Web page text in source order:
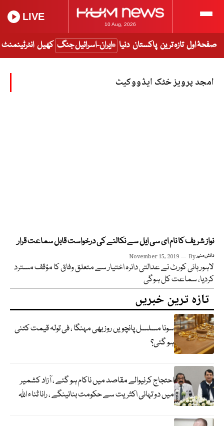
10 Aug, 2026
LIVE
صفحۂ اول تازہ ترین پاکستان دنیا ایران-اسرائیل جنگ کھیل انٹرٹینمنٹ
امجد پرویز خٹک ایڈووکیٹ
نواز شریف کا نام ای سی ایل سے نکالنے کی درخواست قابل سماعت قرار
November 15, 2019 By دانش منیر
لاہور ہائی کورٹ نے عدالتی دائرہ اختیار سے متعلق وفاق کا مؤقف مسترد
کردیا، سماعت کل ہوگی
تازہ ترین خبریں
سونا مسلسل پانچویں روز بھی مہنگا ، فی تولہ قیمت کتنی
ہو گئی؟
احتجاج کرنیوالے مقاصد میں ناکام ہو گئے ، آزاد کشمیر
میں دو تہائی اکثریت سے حکومت بنائینگے ، رانا ثناء اللہ